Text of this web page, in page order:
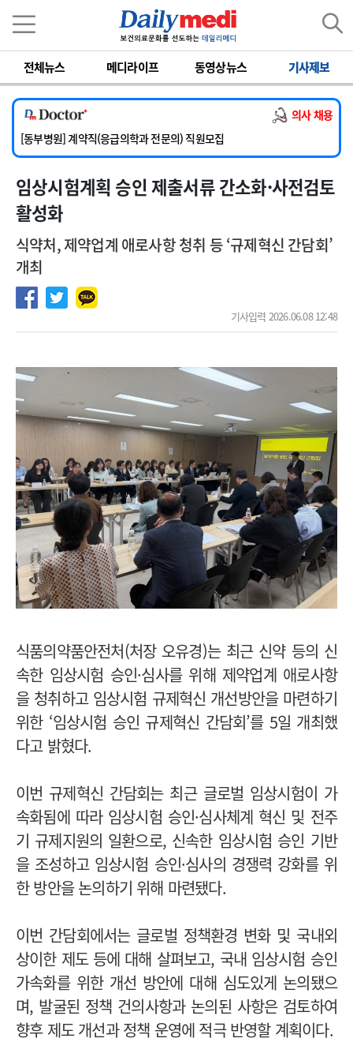
전체뉴스 메디라이프 동영상뉴스 기사제보
의사 채용
[서울아산병원] 2026년 하반기 인턴 모집
[영남대학교의료원] 마취통증의학과 임기제 임상의사 채용
[충남대학교병원] 소아청소년과(소아응급전담) 계약직 의사 공개채용
[동부병원] 계약직(응급의학과 전문의) 직원모집
[이대목동병원] 하반기 전공의(레지던트1년차) 모집
[서울아산병원] 2026년 하반기 인턴 모집
[영남대학교의료원] 마취통증의학과 임기제 임상의사 채용
임상시험계획 승인 제출서류 간소화·사전검토
활성화
식약처, 제약업계 애로사항 청취 등 ‘규제혁신 간담회’
개최
기사입력 2026.06.08 12:48
식품의약품안전처(처장 오유경)는 최근 신약 등의 신
속한 임상시험 승인·심사를 위해 제약업계 애로사항
을 청취하고 임상시험 규제혁신 개선방안을 마련하기
위한 ‘임상시험 승인 규제혁신 간담회’를 5일 개최했
다고 밝혔다.
이번 규제혁신 간담회는 최근 글로벌 임상시험이 가
속화됨에 따라 임상시험 승인·심사체계 혁신 및 전주
기 규제지원의 일환으로, 신속한 임상시험 승인 기반
을 조성하고 임상시험 승인·심사의 경쟁력 강화를 위
한 방안을 논의하기 위해 마련됐다.
이번 간담회에서는 글로벌 정책환경 변화 및 국내외
상이한 제도 등에 대해 살펴보고, 국내 임상시험 승인
가속화를 위한 개선 방안에 대해 심도있게 논의됐으
며, 발굴된 정책 건의사항과 논의된 사항은 검토하여
향후 제도 개선과 정책 운영에 적극 반영할 계획이다.